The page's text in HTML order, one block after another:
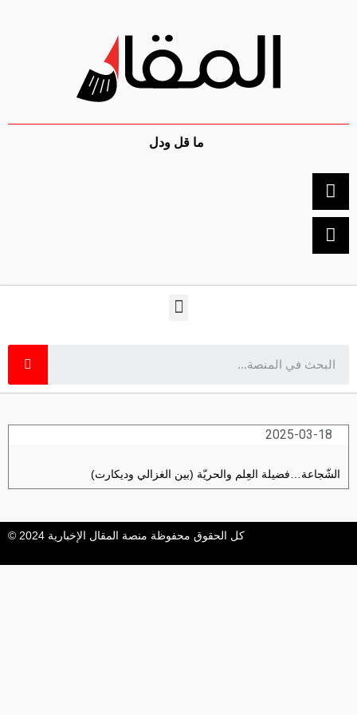
ما قل ودل
2025-03-18
الشّجاعة…فضيلة العِلم والحريّة (بين الغزالي وديكارت)
كل الحقوق محفوظة منصة المقال الإخبارية 2024 ©